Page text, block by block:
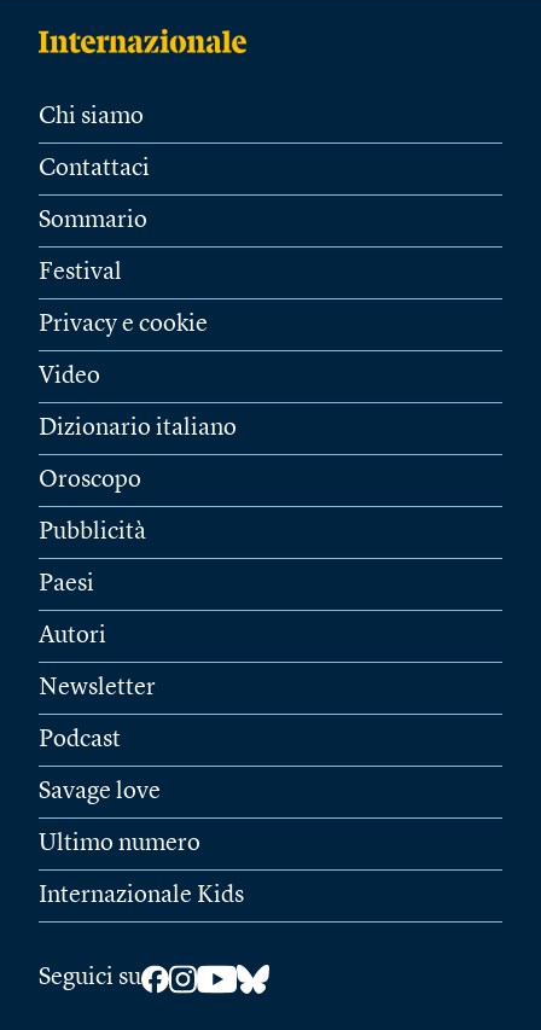
Chi siamo
Contattaci
Sommario
Festival
Privacy e cookie
Video
Dizionario italiano
Oroscopo
Pubblicità
Paesi
Autori
Newsletter
Podcast
Savage love
Ultimo numero
Internazionale Kids
Seguici su